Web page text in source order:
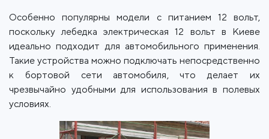
Особенно популярны модели с питанием 12 вольт,
поскольку лебедка электрическая 12 вольт в Киеве
идеально подходит для автомобильного применения.
Такие устройства можно подключать непосредственно
к бортовой сети автомобиля, что делает их
чрезвычайно удобными для использования в полевых
условиях.